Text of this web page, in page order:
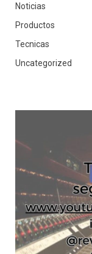
Noticias
Productos
Tecnicas
Uncategorized